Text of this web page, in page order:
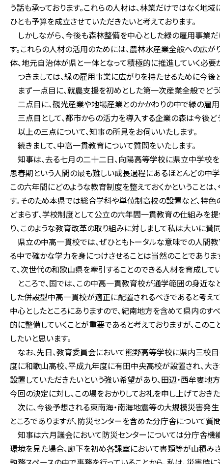
う話も承っております。これらの人材は、林業だけではなく地
ひとも予算を成立させていただきたいと考えております。
しかしながら、今後も森林整備を中心とした緑の雇用事業
す。これらの人材の活用のためには、農林水産業全般への広
体、地元自治体が県と一体となって積極的に推進していく必要
つきましては、緑の雇用事業に広がりを持たせるために今後
まず一点目に、就農支援を初めとした第一次産業全般でどう
二点目に、観光産業や地場産業とのかかわりの中で緑の雇
三点目として、都市からの活力を導入する企業の森は今後ど
以上の三点について、知事の所見をお伺いいたします。
続きまして、中高一貫教育について質問をいたします。
知事は、去る七月の二十二日、向陽高等学校に県立中学校
思春期という人間の最も難しい成長過程にあるほとんどの中
この六年間にどのような教育制度を整えておくかということ
す。そのため本県では総合学科や単位制高校の設置など、特
どまらず、学校制度として公立の六年間一貫教育の仕組みを
り、このような教育改革の取り組みに対しまして私は大いに賛
県立の中高一貫校では、ぜひともトータルな意味での人間
る中で確かな学力を身につけさせることは当然のことであり
て、次世代の和歌山県を牽引することのできる人材を育成して
ところで、国では、この中高一貫教育校が通学範囲の身近な
した併設型中高一貫校が適正に配置されるべきであると考え
中心としたところにありますので、紀南地方を含めて県内の
的に整備していくことが重要であると考えておりますが、この
したいと思います。
なお、先日、教育委員会において熊野高等学校に県内三校
度に和歌山高校、平成九年度に有田中央高校が設置され、大
設置していただきたいという強い希望があり、田辺・西牟婁地
今回の決定に対し、この場をおかりしてお礼を申し上げておき
次に、今後予想される東南海・南海地震等の大規模災害発
ところでありますが、防災センターを含めた分庁舎について質
知事は六月議会において防災センターについては分庁舎機
環境を見た場合、廊下を初め各課室において書類等が山積み